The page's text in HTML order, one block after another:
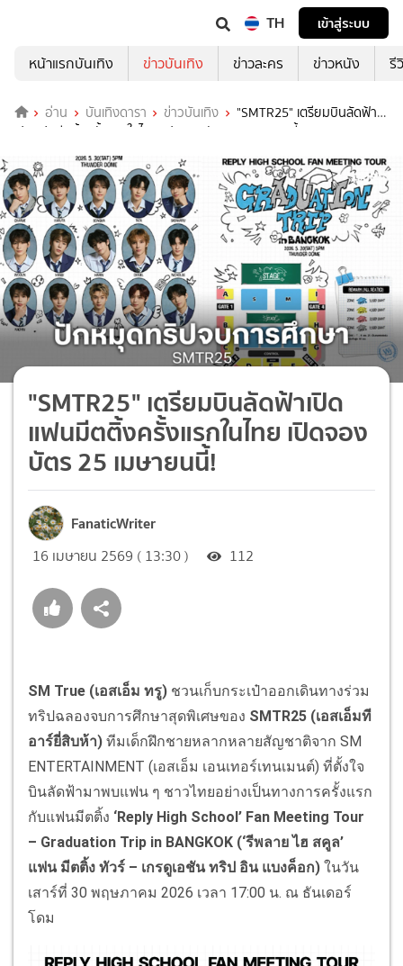
TH
เข้าสู่ระบบ
หน้าแรกบันเทิง
ข่าวบันเทิง ข่าวละคร ข่าวหนัง รี
อ่าน บันเทิงดารา ข่าวบันเทิง
"SMTR25" เตรียมบินลัดฟ้า
เปิดแฟนมีตติ้งครั้งแรกในไทย เปิดจองบัตร 25 เมษายนนี้!
"SMTR25" เตรียมบินลัดฟ้าเปิด
แฟนมีตติ้งครั้งแรกในไทย เปิดจอง
บัตร 25 เมษายนนี้!
FanaticWriter
16 เมษายน 2569 ( 13:30 ) 112
SM True (เอสเอ็ม ทรู) ชวนเก็บกระเป๋าออกเดินทางร่วม
ทริปฉลองจบการศึกษาสุดพิเศษของ SMTR25 (เอสเอ็มที
อาร์ยี่สิบห้า) ทีมเด็กฝึกชายหลากหลายสัญชาติจาก SM
ENTERTAINMENT (เอสเอ็ม เอนเทอร์เทนเมนต์) ที่ตั้งใจ
บินลัดฟ้ามาพบแฟน ๆ ชาวไทยอย่างเป็นทางการครั้งแรก
กับแฟนมีตติ้ง ‘Reply High School’ Fan Meeting Tour
– Graduation Trip in BANGKOK (‘รีพลาย ไฮ สคูล’
แฟน มีตติ้ง ทัวร์ – เกรดูเอชัน ทริป อิน แบงค็อก) ในวัน
เสาร์ที่ 30 พฤษภาคม 2026 เวลา 17:00 น. ณ ธันเดอร์
โดม